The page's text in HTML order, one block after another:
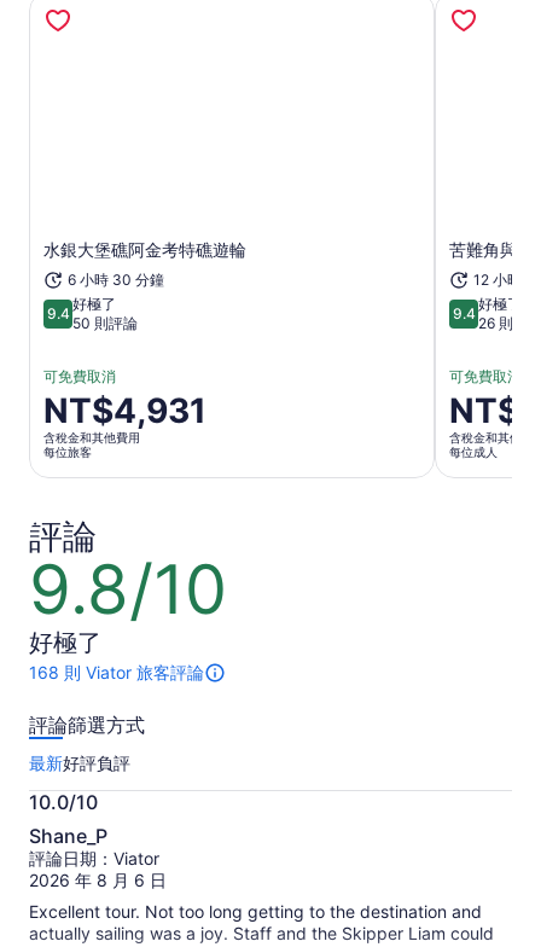
水銀大堡礁阿金考特礁遊輪
6 小時 30 分鐘
9.49.4 分，滿分 10 分
好極了
50 則評論
可免費取消
價
格
為
NT$4,931
位
旅
客
NT$4,931
含稅金和其他費用
每位旅客
在新分頁中開啟 苦難角與丹
12 小時
9.49.4 分，滿
好極了
26 則評論
可免費取消
價
格
為
NT$5,913
含稅金和其他費
每位成人
評論
9.8/10
9.8
分，
滿
分
10
好極了
168 則 Viator 旅客評論
此
動
共
有
168
則
評
論。
多
關
評論篩選方式
最新好評負評
10.0/10
10.0
分，
滿
分
10
Shane_P
評論日期：Viator
2026 年 8 月 6 日
Excellent tour. Not too long getting to the destination and
actually sailing was a joy. Staff and the Skipper Liam could